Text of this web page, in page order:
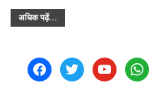
अधिक पढ़ें...
facebooktwitteryoutubewhatsapp